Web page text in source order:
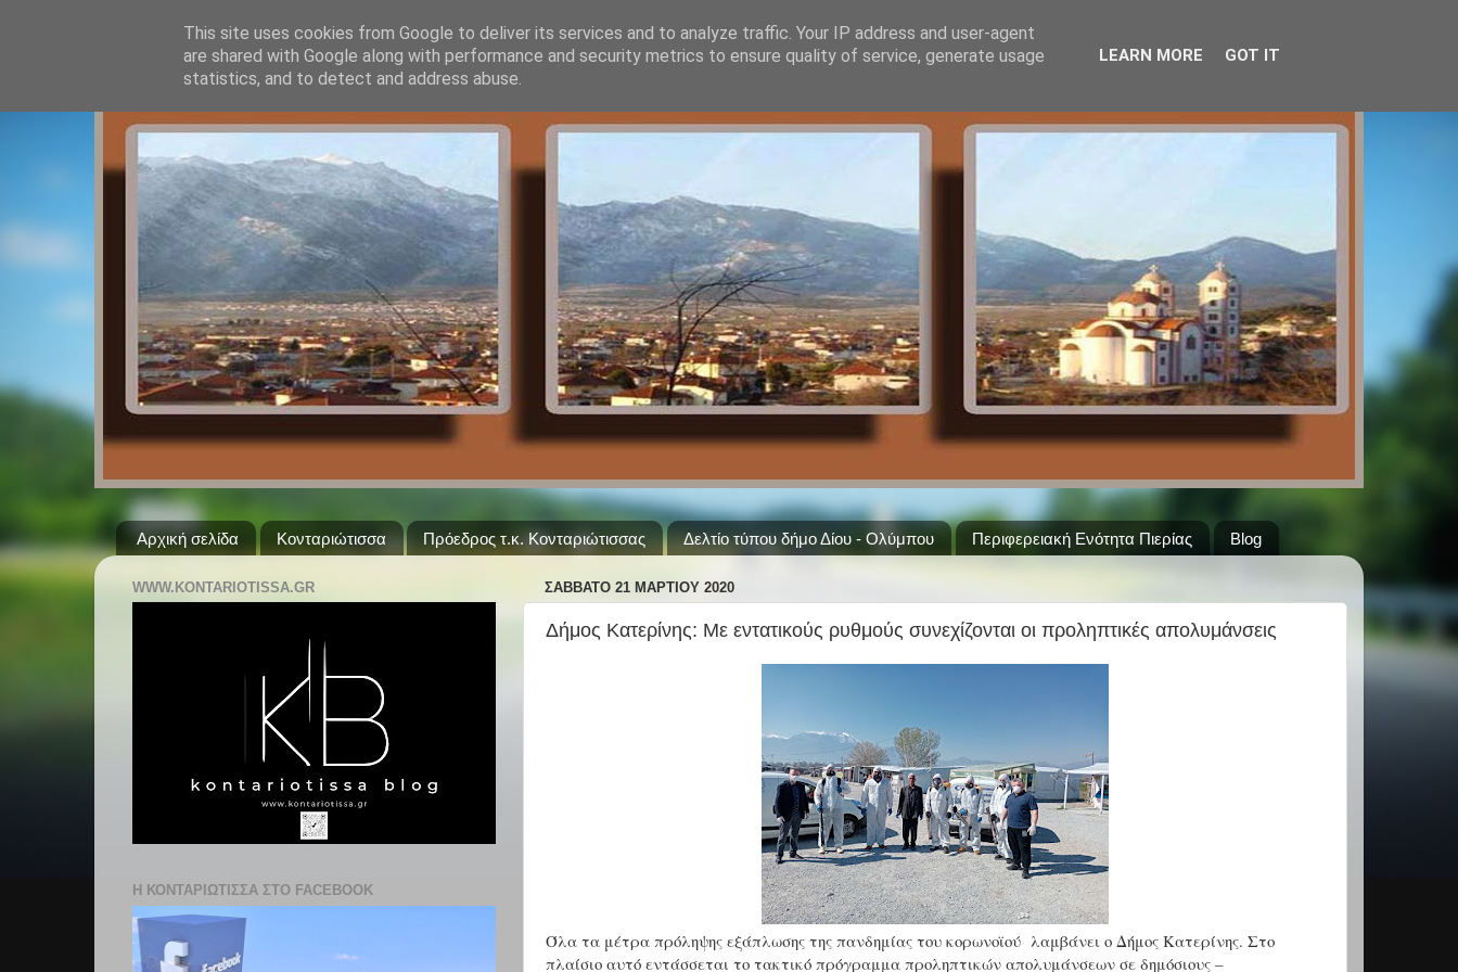
Αρχική σελίδα Κονταριώτισσα Πρόεδρος τ.κ. Κονταριώτισσας Δελτίο τύπου δήμο Δίου - Ολύμπου Περιφερειακή Ενότητα Πιερίας Blog
ΣΆΒΒΑΤΟ 21 ΜΑΡΤΊΟΥ 2020
Δήμος Κατερίνης: Με εντατικούς ρυθμούς συνεχίζονται οι προληπτικές απολυμάνσεις
Όλα τα μέτρα πρόληψης εξάπλωσης της πανδημίας του κορωνοϊού λαμβάνει ο Δήμος Κατερίνης. Στο
πλαίσιο αυτό εντάσσεται το τακτικό πρόγραμμα προληπτικών απολυμάνσεων σε δημόσιους –
WWW.KONTARIOTISSA.GR
Η ΚΟΝΤΑΡΙΩΤΙΣΣΑ ΣΤΟ FACEBOOK
This site uses cookies from Google to deliver its services and to analyze traffic. Your IP address and user-agent
are shared with Google along with performance and security metrics to ensure quality of service, generate usage
statistics, and to detect and address abuse.
LEARN MORE GOT IT